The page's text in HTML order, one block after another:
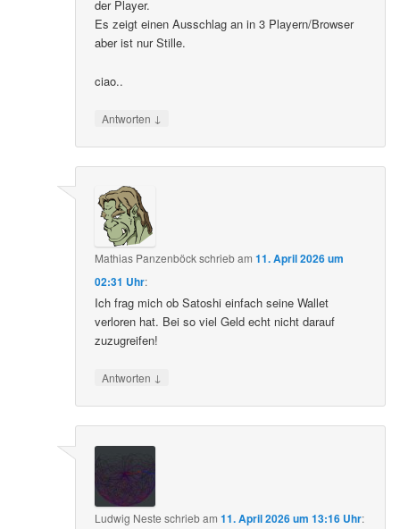
der Player.
Es zeigt einen Ausschlag an in 3 Playern/Browser
aber ist nur Stille.
ciao..
Antworten ↓
Mathias Panzenböckschriebam11. April 2026 um
02:31 Uhr:
Ich frag mich ob Satoshi einfach seine Wallet
verloren hat. Bei so viel Geld echt nicht darauf
zuzugreifen!
Antworten ↓
Ludwig Neste schriebam11. April 2026 um 13:16 Uhr: